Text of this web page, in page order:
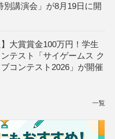
別講演会」が8月19日に開
】大賞賞金100万円！学生
テスト「サイゲームス ク
コンテスト2026」が開催
一覧